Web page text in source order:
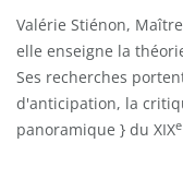
Valérie Stiénon,
elle enseigne la
Ses recherches
d'anticipation, la
panoramique } du XIXe